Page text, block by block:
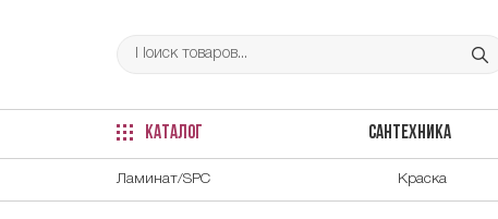
КАТАЛОГ САНТЕХНИКА
Ламинат/SPC Краска